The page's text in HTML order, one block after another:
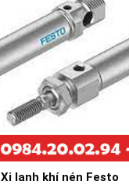
Xi lanh khí nén Festo